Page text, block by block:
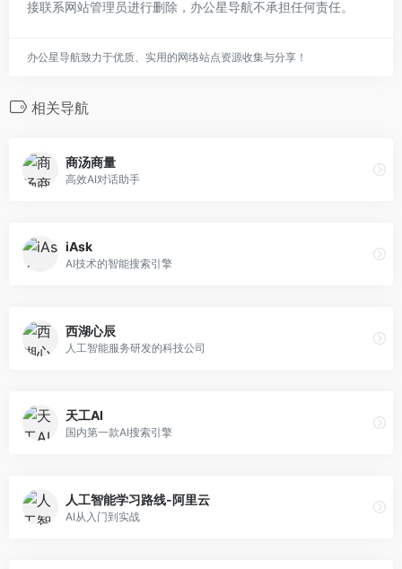
接联系网站管理员进行删除，办公星导航不承担任何责任。
办公星导航致力于优质、实用的网络站点资源收集与分享！
相关导航
商汤商量
高效AI对话助手
iAsk
AI技术的智能搜索引擎
西湖心辰
人工智能服务研发的科技公司
天工AI
国内第一款AI搜索引擎
人工智能学习路线-阿里云
AI从入门到实战